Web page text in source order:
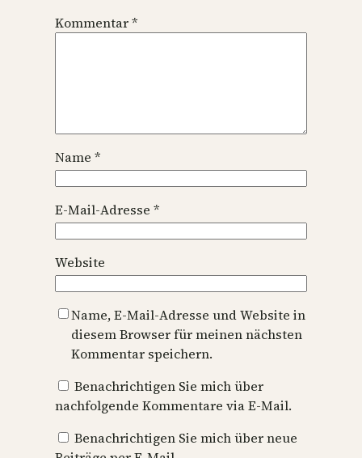
Kommentar*
Name *
E-Mail-Adresse *
Website
Name, E-Mail-Adresse und Website in
diesem Browser für meinen nächsten
Kommentar speichern.
Benachrichtigen Sie mich über
nachfolgende Kommentare via E-Mail.
Benachrichtigen Sie mich über neue